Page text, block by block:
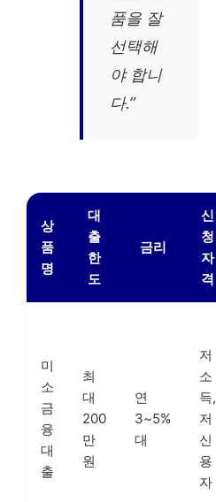
품을 잘
선택해
야 합니
다.”
상
품
명
대
출
한
도
금리
신
청
자
격
미
소
금
융
대
출
최
대
200
만
원
연
3~5%
대
저
소
득,
저
신
용
자